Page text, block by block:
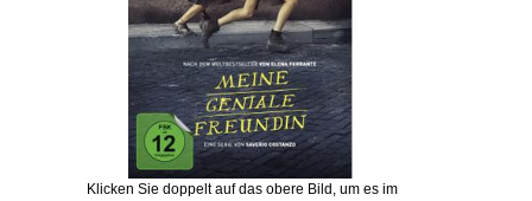
Klicken Sie doppelt auf das obere Bild, um es im